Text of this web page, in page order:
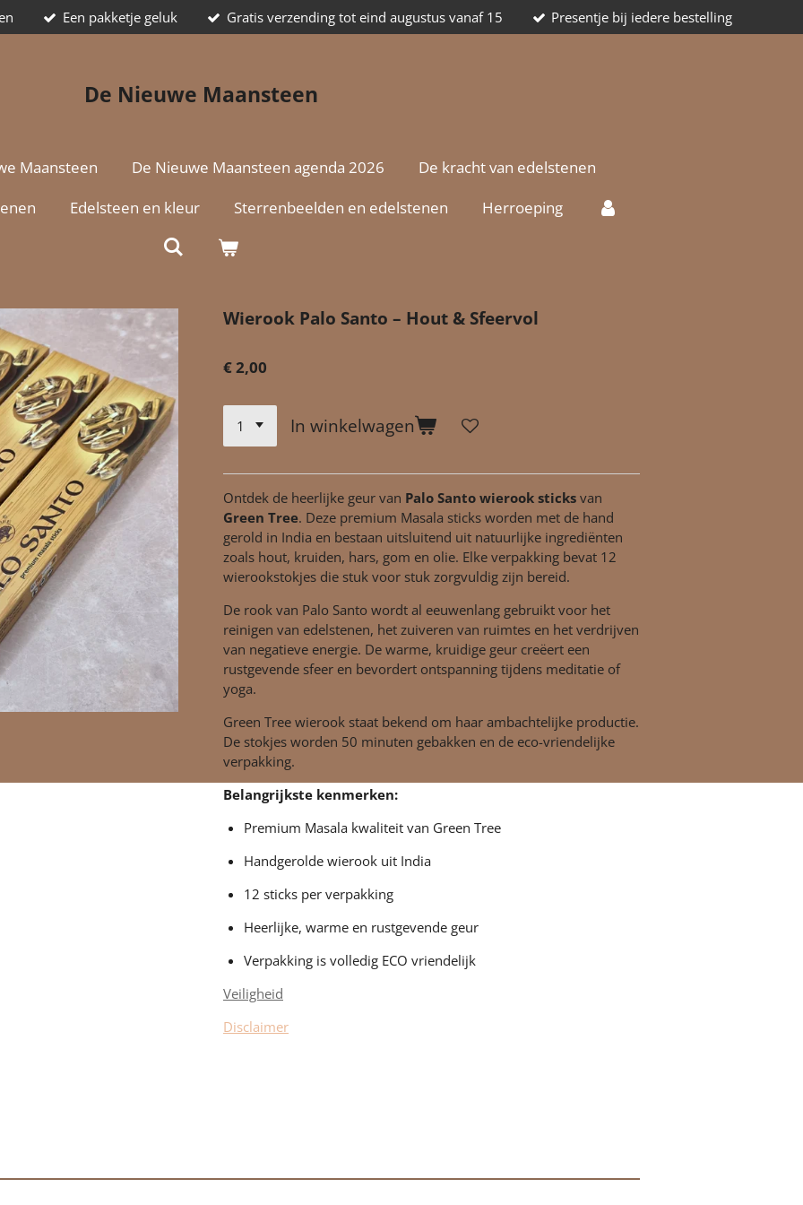
Een pakketje geluk Gratis verzending tot eind augustus vanaf 15 Presentje bij iedere bestelling
De Nieuwe Maansteen
Maansteen De Nieuwe Maansteen agenda 2026
De kracht van edelstenen
Edelsteen en kleur Sterrenbeelden en edelstenen Herroeping
Wierook Palo Santo – Hout & Sfeervol
€ 2,00
In winkelwagen
Ontdek de heerlijke geur van Palo Santo wierook sticks van
Green Tree. Deze premium Masala sticks worden met de hand
gerold in India en bestaan uitsluitend uit natuurlijke ingrediënten
zoals hout, kruiden, hars, gom en olie. Elke verpakking bevat 12
wierookstokjes die stuk voor stuk zorgvuldig zijn bereid.
De rook van Palo Santo wordt al eeuwenlang gebruikt voor het
reinigen van edelstenen, het zuiveren van ruimtes en het verdrijven
van negatieve energie. De warme, kruidige geur creëert een
rustgevende sfeer en bevordert ontspanning tijdens meditatie of
yoga.
Green Tree wierook staat bekend om haar ambachtelijke productie.
De stokjes worden 50 minuten gebakken en de eco-vriendelijke
verpakking.
Belangrijkste kenmerken:
Premium Masala kwaliteit van Green Tree
Handgerolde wierook uit India
12 sticks per verpakking
Heerlijke, warme en rustgevende geur
Verpakking is volledig ECO vriendelijk
Veiligheid
Disclaimer